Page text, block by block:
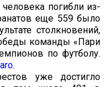
погибли из-
еще 559 было
столкновений,
команды «Пари
по футболу.
.
уже достигло